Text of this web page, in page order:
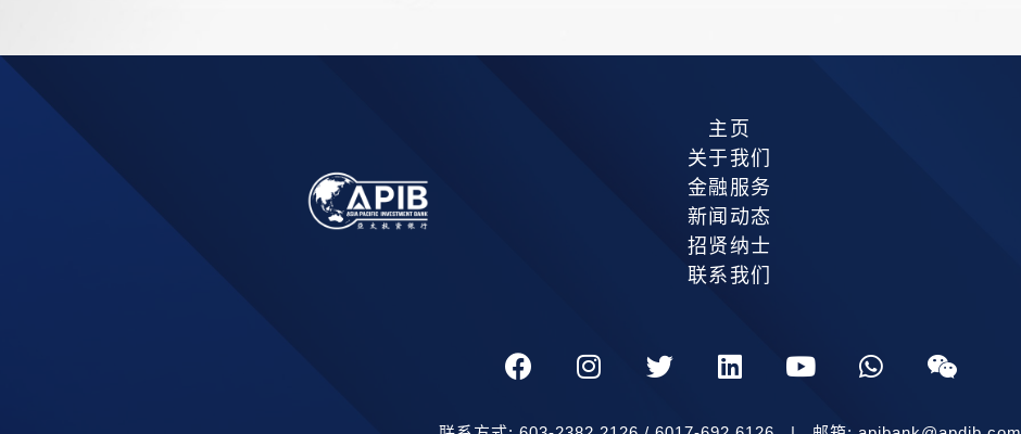
主页
关于我们
金融服务
新闻动态
招贤纳士
联系我们